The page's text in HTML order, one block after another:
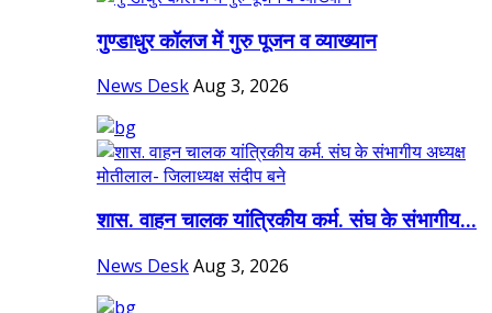
गुण्डाधुर कॉलज में गुरु पूजन व व्याख्यान
News DeskAug 3, 2026
शास. वाहन चालक यांत्रिकीय कर्म. संघ के संभागीय...
News DeskAug 3, 2026